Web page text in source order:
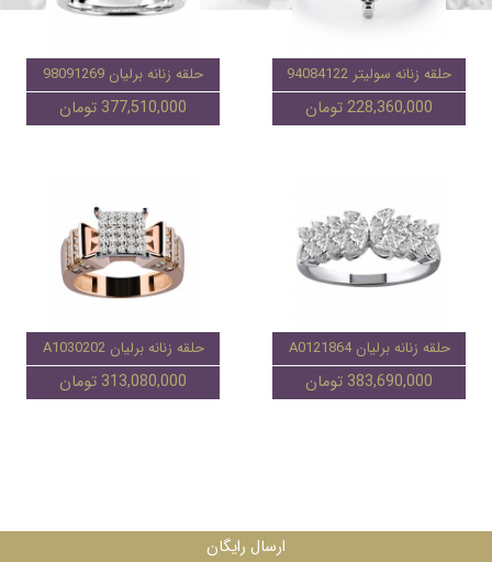
حلقه زنانه سولیتر 94084122
228,360,000 تومان
حلقه زنانه برلیان 98091269
377,510,000 تومان
حلقه زنانه برلیان A0121864
383,690,000 تومان
حلقه زنانه برلیان A1030202
313,080,000 تومان
ارسال رایگان